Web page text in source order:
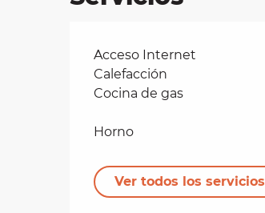
Acceso Internet
Calefacción
Cocina de gas
Horno
Ver todos los servicios